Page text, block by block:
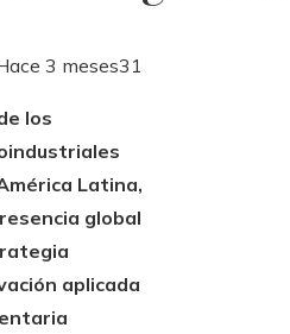
3 meses31
los
Latina,
global
aplicada